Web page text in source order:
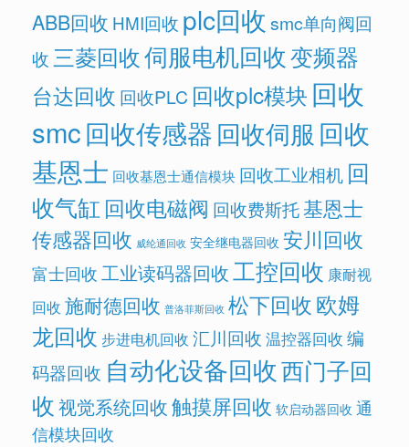
ABB回收 HMI回收 plc回收 smc单向阀回
收三菱回收伺服电机回收变频器
台达回收 回收PLC 回收plc模块 回收
smc回收传感器回收伺服 回收
基恩士 回收基恩士通信模块 回收工业相机 回
收气缸 回收电磁阀 回收费斯托基恩士
传感器回收 威纶通回收 安全继电器回收 安川回收
富士回收工业读码器回收工控回收 康耐视
回收 施耐德回收 普洛菲斯回收 松下回收欧姆
龙回收 步进电机回收 汇川回收 温控器回收 编
码器回收 自动化设备回收西门子回
收视觉系统回收触摸屏回收 软启动器回收 通
信模块回收